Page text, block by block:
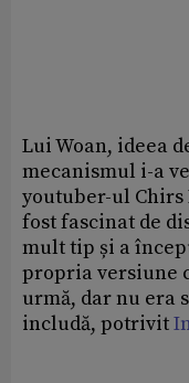
Lui Woan, ideea
mecanismul i-a
youtuber-ul Chirs
fost fascinat de
mult tip și a
propria versiune
urmă, dar nu era
includă, potrivit